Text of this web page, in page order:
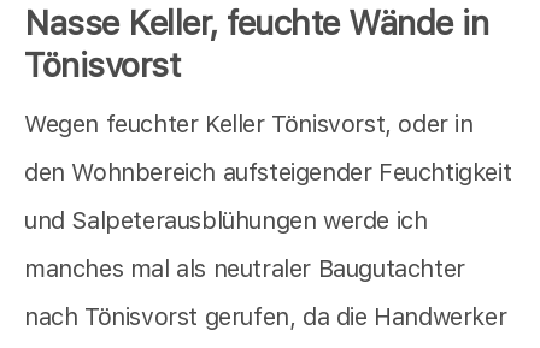
Nasse Keller, feuchte Wände in
Tönisvorst
Wegen feuchter Keller Tönisvorst, oder in
den Wohnbereich aufsteigender Feuchtigkeit
und Salpeterausblühungen werde ich
manches mal als neutraler Baugutachter
nach Tönisvorst gerufen, da die Handwerker